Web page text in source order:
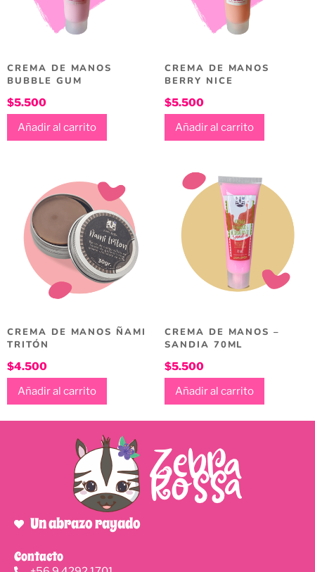
CREMA DE MANOS
BUBBLE GUM
$5.500
Añadir al carrito
CREMA DE MANOS
BERRY NICE
$5.500
Añadir al carrito
CREMA DE MANOS ÑAMI
TRITÓN
$4.500
Añadir al carrito
CREMA DE MANOS –
SANDIA 70ML
$5.500
Añadir al carrito
Un abrazo rayado
Contacto